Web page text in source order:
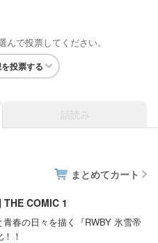
で投票してください。
投票する
まとめてカート
THE COMIC 1
春の日々を描く『RWBY 氷雪帝
！